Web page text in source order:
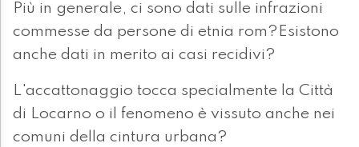
Più in generale, ci sono dati sulle infrazioni
commesse da persone di etnia rom?Esistono
anche dati in merito ai casi recidivi?
L'accattonaggio tocca specialmente la Città
di Locarno o il fenomeno è vissuto anche nei
comuni della cintura urbana?